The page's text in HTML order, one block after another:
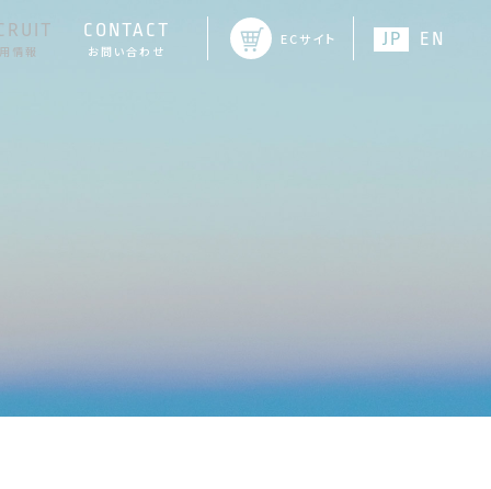
情報
CONTACT
お問い合わせ
ECサイト JP EN